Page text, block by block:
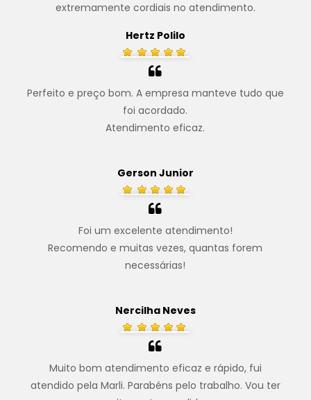
extremamente cordiais no atendimento.
Hertz Polilo
Perfeito e preço bom. A empresa manteve tudo que
foi acordado.
Atendimento eficaz.
Gerson Junior
Foi um excelente atendimento!
Recomendo e muitas vezes, quantas forem
necessárias!
Nercilha Neves
Muito bom atendimento eficaz e rápido, fui
atendido pela Marli. Parabéns pelo trabalho. Vou ter